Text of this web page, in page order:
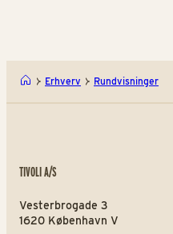
Erhverv Rundvisninger
TIVOLI A/S
Vesterbrogade 3
1620 København V